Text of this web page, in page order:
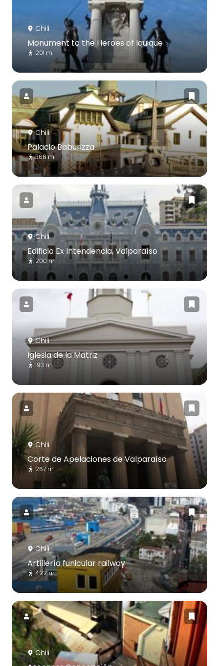
Chili
Monument to the Heroes of Iquique
201 m
Chili
Palacio Baburizza
366 m
Chili
Edificio Ex Intendencia, Valparaíso
200 m
Chili
Iglesia de la Matriz
193 m
Chili
Corte de Apelaciones de Valparaíso
267 m
Chili
Artillería funicular railway
422 m
Chili